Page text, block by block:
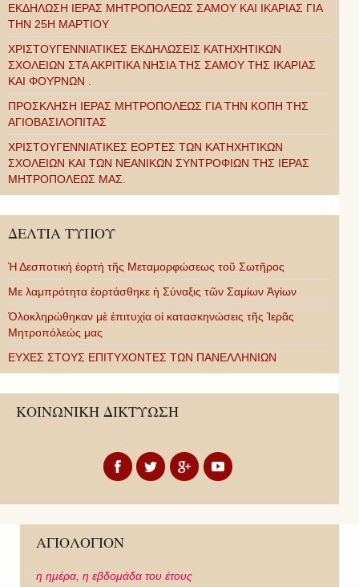
ΕΚΔΗΛΩΣΗ ΙΕΡΑΣ ΜΗΤΡΟΠΟΛΕΩΣ ΣΑΜΟΥ ΚΑΙ ΙΚΑΡΙΑΣ ΓΙΑ
ΤΗΝ 25Η ΜΑΡΤΙΟΥ
ΧΡΙΣΤΟΥΓΕΝΝΙΑΤΙΚΕΣ ΕΚΔΗΛΩΣΕΙΣ ΚΑΤΗΧΗΤΙΚΩΝ
ΣΧΟΛΕΙΩΝ ΣΤΑ ΑΚΡΙΤΙΚΑ ΝΗΣΙΑ ΤΗΣ ΣΑΜΟΥ ΤΗΣ ΙΚΑΡΙΑΣ
ΚΑΙ ΦΟΥΡΝΩΝ .
ΠΡΟΣΚΛΗΣΗ ΙΕΡΑΣ ΜΗΤΡΟΠΟΛΕΩΣ ΓΙΑ ΤΗΝ ΚΟΠΗ ΤΗΣ
ΑΓΙΟΒΑΣΙΛΟΠΙΤΑΣ
ΧΡΙΣΤΟΥΓΕΝΝΙΑΤΙΚΕΣ ΕΟΡΤΕΣ ΤΩΝ ΚΑΤΗΧΗΤΙΚΩΝ
ΣΧΟΛΕΙΩΝ ΚΑΙ ΤΩΝ ΝΕΑΝΙΚΩΝ ΣΥΝΤΡΟΦΙΩΝ ΤΗΣ ΙΕΡΑΣ
ΜΗΤΡΟΠΟΛΕΩΣ ΜΑΣ.
ΔΕΛΤΙΑ ΤΥΠΟΥ
Ἡ Δεσποτική ἑορτή τῆς Μεταμορφώσεως τοῦ Σωτῆρος
Με λαμπρότητα ἑορτάσθηκε ἡ Σύναξις τῶν Σαμίων Ἁγίων
Ὁλοκληρώθηκαν μὲ ἐπιτυχία οἱ κατασκηνώσεις τῆς Ἱερᾶς
Μητροπόλεώς μας
ΕΥΧΕΣ ΣΤΟΥΣ ΕΠΙΤΥΧΟΝΤΕΣ ΤΩΝ ΠΑΝΕΛΛΗΝΙΩΝ
ΚΟΙΝΩΝΙΚΗ ΔΙΚΤΥΩΣΗ
ΑΓΙΟΛΟΓΙΟΝ
η ημέρα, η εβδομάδα του έτους